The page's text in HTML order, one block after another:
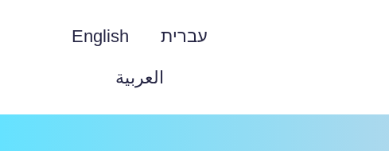
עברית English
العربية